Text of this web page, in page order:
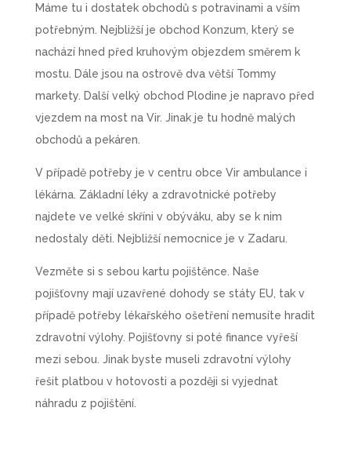
Máme tu i dostatek obchodů s potravinami a vším
potřebným. Nejbližší je obchod Konzum, který se
nachází hned před kruhovým objezdem směrem k
mostu. Dále jsou na ostrově dva větší Tommy
markety. Další velký obchod Plodine je napravo před
vjezdem na most na Vir. Jinak je tu hodně malých
obchodů a pekáren.
V případě potřeby je v centru obce Vir ambulance i
lékárna. Základní léky a zdravotnické potřeby
najdete ve velké skříni v obýváku, aby se k nim
nedostaly děti. Nejbližší nemocnice je v Zadaru.
Vezměte si s sebou kartu pojištěnce. Naše
pojišťovny mají uzavřené dohody se státy EU, tak v
případě potřeby lékařského ošetření nemusíte hradit
zdravotní výlohy. Pojišťovny si poté finance vyřeší
mezi sebou. Jinak byste museli zdravotní výlohy
řešit platbou v hotovosti a později si vyjednat
náhradu z pojištění.